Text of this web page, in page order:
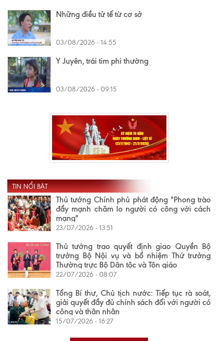
Những điều tử tế từ cơ sở
03/08/2026 - 14:55
Y Juyên, trái tim phi thường
03/08/2026 - 09:15
TIN NỔI BẬT
Thủ tướng Chính phủ phát động "Phong trào
đẩy mạnh chăm lo người có công với cách
mạng"
23/07/2026 - 13:51
Thủ tướng trao quyết định giao Quyền Bộ
trưởng Bộ Nội vụ và bổ nhiệm Thứ trưởng
Thường trực Bộ Dân tộc và Tôn giáo
22/07/2026 - 08:07
Tổng Bí thư, Chủ tịch nước: Tiếp tục rà soát,
giải quyết đầy đủ chính sách đối với người có
công và thân nhân
15/07/2026 - 16:27